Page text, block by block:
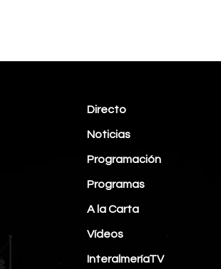
Directo
Noticias
Programación
Programas
A la Carta
Vídeos
InteralmeríaTV